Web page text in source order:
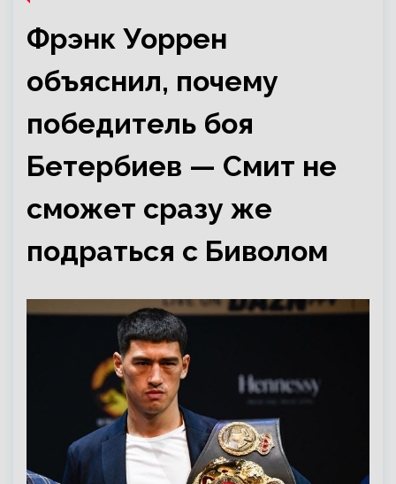
Фрэнк Уоррен
объяснил, почему
победитель боя
Бетербиев — Смит не
сможет сразу же
подраться с Биволом